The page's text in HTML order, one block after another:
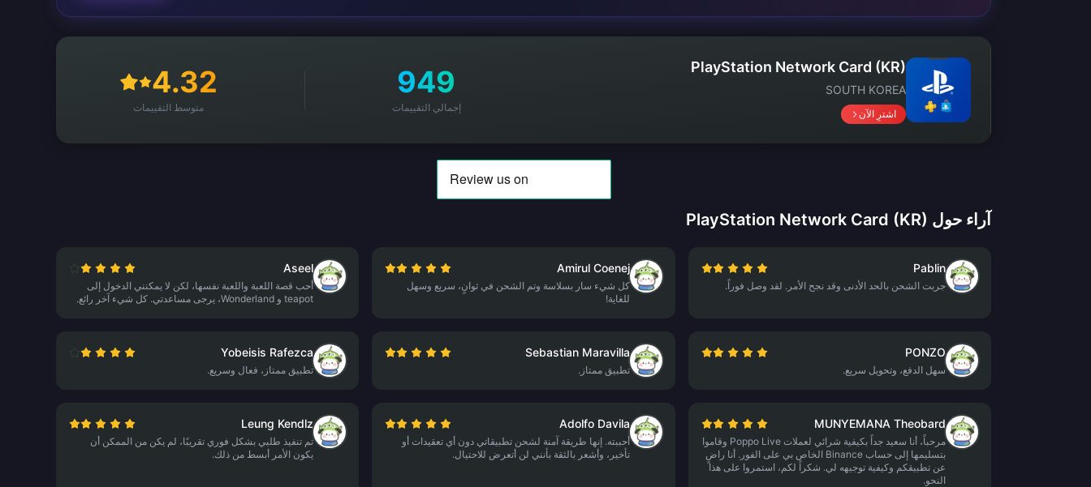
PlayStation Network Card (KR)
SOUTH KOREA
اشترِ الآن
949
إجمالي التقييمات
4.32
متوسط التقييمات
آراء حول PlayStation Network Card (KR)
Pablin
جربت الشحن بالحد الأدنى وقد نجح الأمر. لقد وصل فوراً.
Amirul Coenej
كل شيء سار بسلاسة وتم الشحن في ثوانٍ، سريع وسهل
للغاية!
Aseel
أحب قصة اللعبة واللعبة نفسها، لكن لا يمكنني الدخول إلى
teapot و Wonderland، يرجى مساعدتي. كل شيء آخر رائع.
PONZO
سهل الدفع، وتحويل سريع.
Sebastian Maravilla
تطبيق ممتاز.
Yobeisis Rafezca
تطبيق ممتاز، فعال وسريع.
MUNYEMANA Theobard
مرحباً، أنا سعيد جداً بكيفية شرائي لعملات Poppo Live وقاموا
بتسليمها إلى حساب Binance الخاص بي على الفور. أنا راضٍ
عن تطبيقكم وكيفية توجيهه لي. شكراً لكم، استمروا على هذا
النحو.
Adolfo Davila
أحببته. إنها طريقة آمنة لشحن تطبيقاتي دون أي تعقيدات أو
تأخير، وأشعر بالثقة بأنني لن أتعرض للاحتيال.
Leung Kendlz
تم تنفيذ طلبي بشكل فوري تقريبًا، لم يكن من الممكن أن
يكون الأمر أبسط من ذلك.